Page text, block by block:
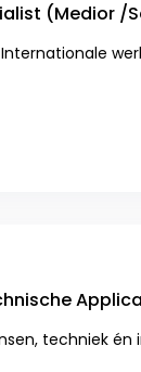
(Medior /
techniek én